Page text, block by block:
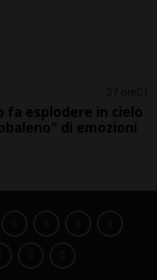
7 ore 1
fa esplodere in cielo
di emozioni